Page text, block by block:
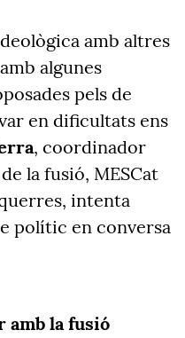
amb altres
algunes
pels de
en dificultats ens
, coordinador
la fusió, MESCat
intenta
polític en conversa
amb la fusió